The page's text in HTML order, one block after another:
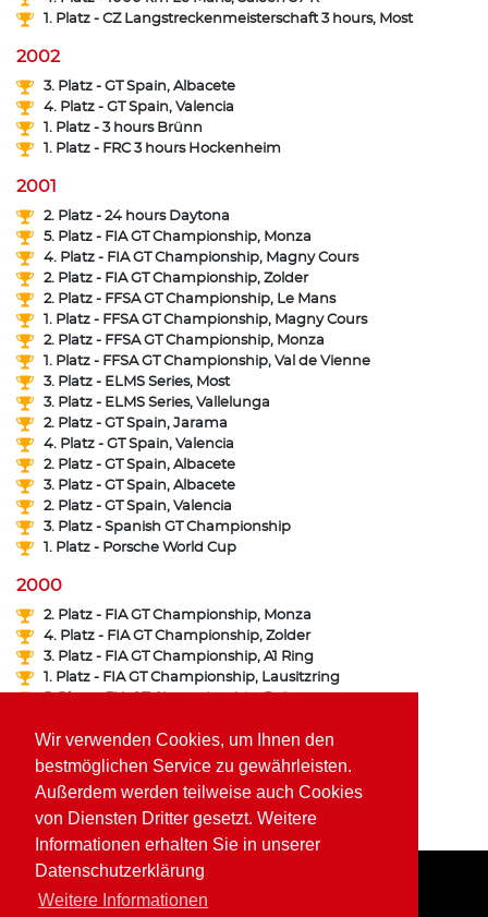
Wir verwenden Cookies, um Ihnen den
bestmöglichen Service zu gewährleisten.
Außerdem werden teilweise auch Cookies
von Diensten Dritter gesetzt. Weitere
Informationen erhalten Sie in unserer
Datenschutzerklärung
Weitere Informationen
1. Platz - CZ Langstreckenmeisterschaft 3 hours, Most
2002
3. Platz - GT Spain, Albacete
4. Platz - GT Spain, Valencia
1. Platz - 3 hours Brünn
1. Platz - FRC 3 hours Hockenheim
2001
2. Platz - 24 hours Daytona
5. Platz - FIA GT Championship, Monza
4. Platz - FIA GT Championship, Magny Cours
2. Platz - FIA GT Championship, Zolder
2. Platz - FFSA GT Championship, Le Mans
1. Platz - FFSA GT Championship, Magny Cours
2. Platz - FFSA GT Championship, Monza
1. Platz - FFSA GT Championship, Val de Vienne
3. Platz - ELMS Series, Most
3. Platz - ELMS Series, Vallelunga
2. Platz - GT Spain, Jarama
4. Platz - GT Spain, Valencia
2. Platz - GT Spain, Albacete
3. Platz - GT Spain, Albacete
2. Platz - GT Spain, Valencia
3. Platz - Spanish GT Championship
1. Platz - Porsche World Cup
2000
2. Platz - FIA GT Championship, Monza
4. Platz - FIA GT Championship, Zolder
3. Platz - FIA GT Championship, A1 Ring
1. Platz - FIA GT Championship, Lausitzring
2. Platz - FFSA GT Championship, Ledenon
3. Platz - FFSA GT Championship, Magny Cours
3. Platz - ALMS Series, Silverstone
6. Platz - Porsche World Cup
Home Impressum